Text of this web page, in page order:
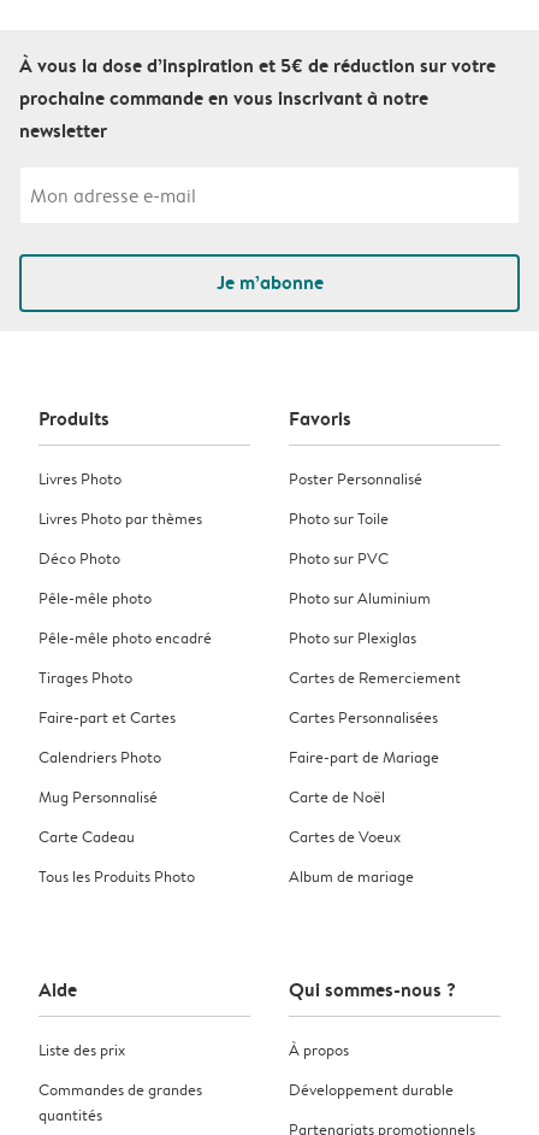
À vous la dose d’inspiration et 5€ de réduction sur votre
prochaine commande en vous inscrivant à notre
newsletter
Je m’abonne
Produits
Livres Photo
Livres Photo par thèmes
Déco Photo
Pêle-mêle photo
Pêle-mêle photo encadré
Tirages Photo
Faire-part et Cartes
Calendriers Photo
Mug Personnalisé
Carte Cadeau
Tous les Produits Photo
Favoris
Poster Personnalisé
Photo sur Toile
Photo sur PVC
Photo sur Aluminium
Photo sur Plexiglas
Cartes de Remerciement
Cartes Personnalisées
Faire-part de Mariage
Carte de Noël
Cartes de Voeux
Album de mariage
Aide
Liste des prix
Commandes de grandes
quantités
Qui sommes-nous ?
À propos
Développement durable
Partenariats promotionnels